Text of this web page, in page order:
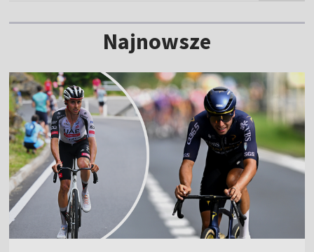
Najnowsze